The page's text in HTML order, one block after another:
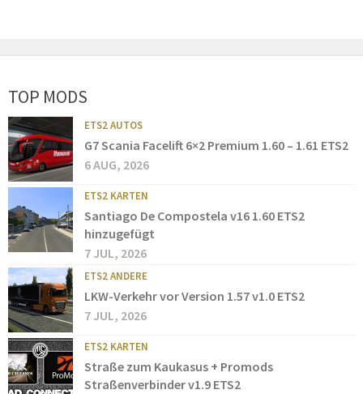
TOP MODS
ETS2 AUTOS
G7 Scania Facelift 6×2 Premium 1.60 – 1.61 ETS2
6 AUG, 2026
ETS2 KARTEN
Santiago De Compostela v16 1.60 ETS2
hinzugefügt
7 JUL, 2026
ETS2 ANDERE
LKW-Verkehr vor Version 1.57 v1.0 ETS2
7 JUL, 2026
ETS2 KARTEN
Straße zum Kaukasus + Promods
Straßenverbinder v1.9 ETS2